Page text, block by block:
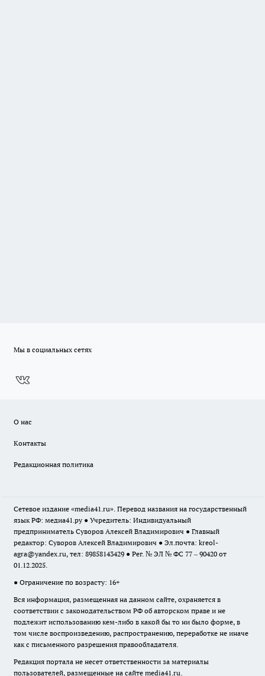
Мы в социальных сетях
О нас
Контакты
Редакционная политика
Сетевое издание «media41.ru». Перевод названия на государственный
язык РФ: медиа41.ру ● Учредитель: Индивидуальный
предприниматель Суворов Алексей Владимирович ● Главный
редактор: Суворов Алексей Владимирович ● Эл.почта: kreol-
agra@yandex.ru, тел: 89858143429 ● Рег. № ЭЛ № ФС 77 – 90420 от
01.12.2025.
● Ограничение по возрасту: 16+
Вся информация, размещенная на данном сайте, охраняется в
соответствии с законодательством РФ об авторском праве и не
подлежит использованию кем-либо в какой бы то ни было форме, в
том числе воспроизведению, распространению, переработке не иначе
как с письменного разрешения правообладателя.
Редакция портала не несет ответственности за материалы
пользователей, размещенные на сайте media41.ru.